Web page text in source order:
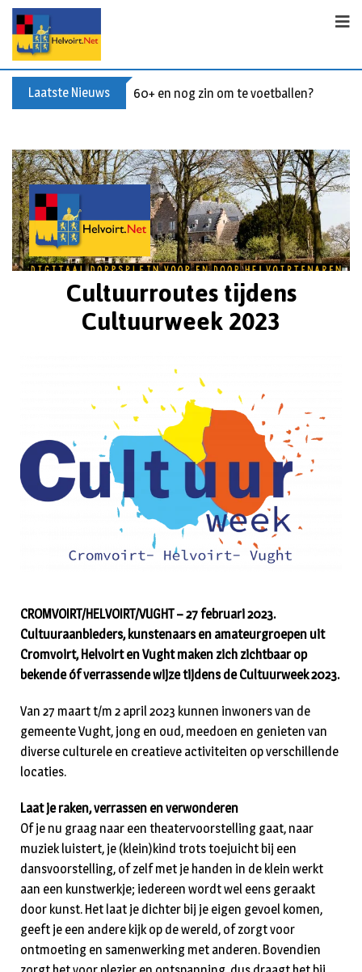
Laatste Nieuws Buxusplanten in brand in Biezenmortel,
Cultuurroutes tijdens
Cultuurweek 2023
CROMVOIRT/HELVOIRT/VUGHT – 27 februari 2023.
Cultuuraanbieders, kunstenaars en amateurgroepen uit
Cromvoirt, Helvoirt en Vught maken zich zichtbaar op
bekende óf verrassende wijze tijdens de Cultuurweek 2023.
Van 27 maart t/m 2 april 2023 kunnen inwoners van de
gemeente Vught, jong en oud, meedoen en genieten van
diverse culturele en creatieve activiteiten op verschillende
locaties.
Laat je raken, verrassen en verwonderen
Of je nu graag naar een theatervoorstelling gaat, naar
muziek luistert, je (klein)kind trots toejuicht bij een
dansvoorstelling, of zelf met je handen in de klein werkt
aan een kunstwerkje; iedereen wordt wel eens geraakt
door kunst. Het laat je dichter bij je eigen gevoel komen,
geeft je een andere kijk op de wereld, of zorgt voor
ontmoeting en samenwerking met anderen. Bovendien